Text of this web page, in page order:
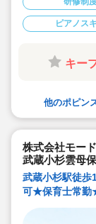
◎宿
（社
初期
◎連
◎月
◎長
◎福
す！
ピアノス
キー
他のポピン
株式会社モー
武蔵小杉雲母
武蔵小杉駅徒
可★保育士常勤